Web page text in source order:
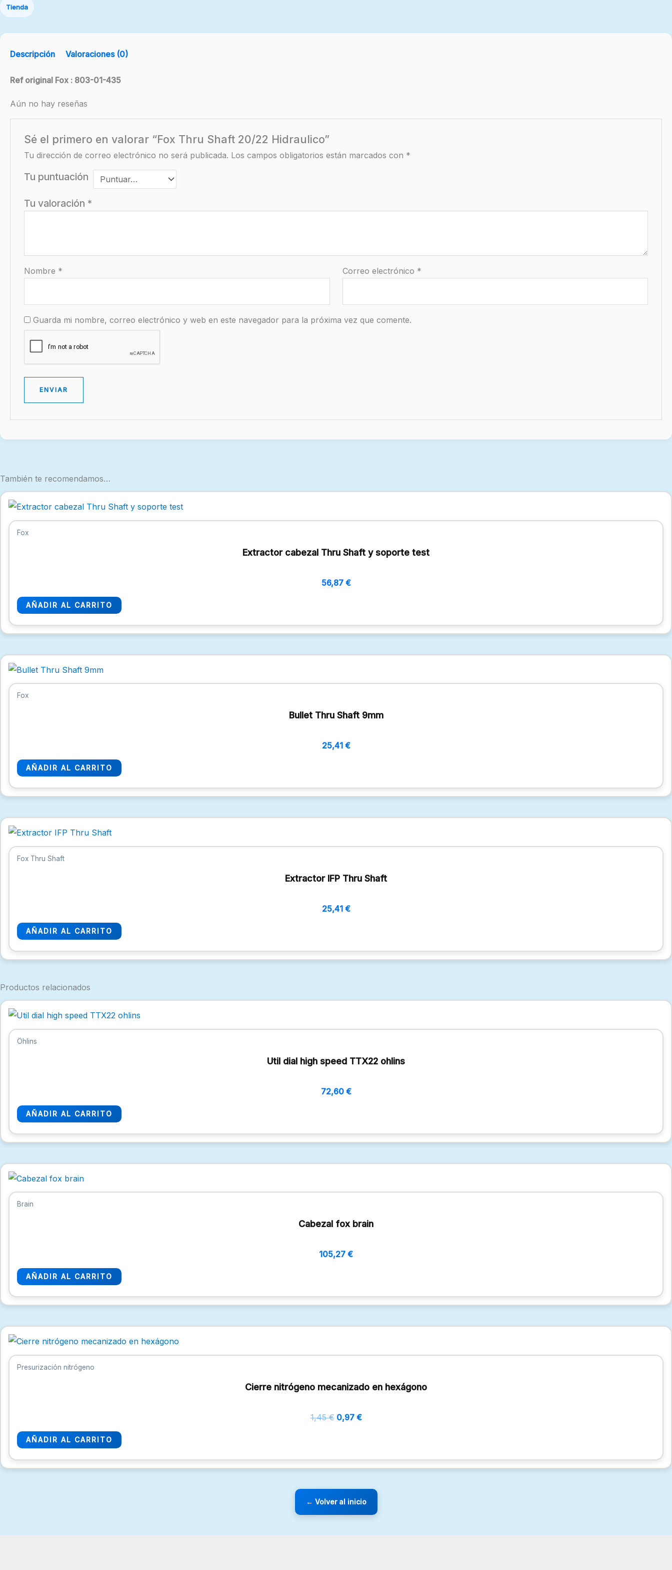
Tienda
Descripción Valoraciones (0)
Ref original Fox : 803-01-435
Aún no hay reseñas
Sé el primero en valorar “Fox Thru Shaft 20/22 Hidraulico”
Tu dirección de correo electrónico no será publicada. Los campos obligatorios están marcados con *
Tu puntuación
Tu valoración *
Nombre * Correo electrónico *
Guarda mi nombre, correo electrónico y web en este navegador para la próxima vez que comente.
También te recomendamos…
Fox
Extractor cabezal Thru Shaft y soporte test
56,87 €
AÑADIR AL CARRITO
Fox
Bullet Thru Shaft 9mm
25,41 €
AÑADIR AL CARRITO
Fox Thru Shaft
Extractor IFP Thru Shaft
25,41 €
AÑADIR AL CARRITO
Productos relacionados
Öhlins
Util dial high speed TTX22 ohlins
72,60 €
AÑADIR AL CARRITO
Brain
Cabezal fox brain
105,27 €
AÑADIR AL CARRITO
Presurización nitrógeno
Cierre nitrógeno mecanizado en hexágono
1,45€ 0,97 €
AÑADIR AL CARRITO
← Volver al inicio